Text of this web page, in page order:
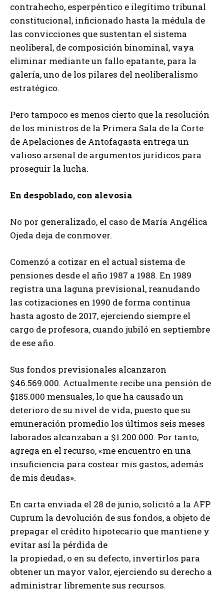
contrahecho, esperpéntico e ilegítimo tribunal
constitucional, inficionado hasta la médula de
las convicciones que sustentan el sistema
neoliberal, de composición binominal, vaya
eliminar mediante un fallo epatante, para la
galería, uno de los pilares del neoliberalismo
estratégico.
Pero tampoco es menos cierto que la resolución
de los ministros de la Primera Sala de la Corte
de Apelaciones de Antofagasta entrega un
valioso arsenal de argumentos jurídicos para
proseguir la lucha.
En despoblado, con alevosía
No por generalizado, el caso de María Angélica
Ojeda deja de conmover.
Comenzó a cotizar en el actual sistema de
pensiones desde el año 1987 a 1988. En 1989
registra una laguna previsional, reanudando
las cotizaciones en 1990 de forma continua
hasta agosto de 2017, ejerciendo siempre el
cargo de profesora, cuando jubiló en septiembre
de ese año.
Sus fondos previsionales alcanzaron
$46.569.000. Actualmente recibe una pensión de
$185.000 mensuales, lo que ha causado un
deterioro de su nivel de vida, puesto que su
emuneración promedio los últimos seis meses
laborados alcanzaban a $1.200.000. Por tanto,
agrega en el recurso, «me encuentro en una
insuficiencia para costear mis gastos, ademàs
de mis deudas».
En carta enviada el 28 de junio, solicitó a la AFP
Cuprum la devolución de sus fondos, a objeto de
prepagar el crédito hipotecario que mantiene y
evitar así la pérdida de
la propiedad, o en su defecto, invertirlos para
obtener un mayor valor, ejerciendo su derecho a
administrar libremente sus recursos.